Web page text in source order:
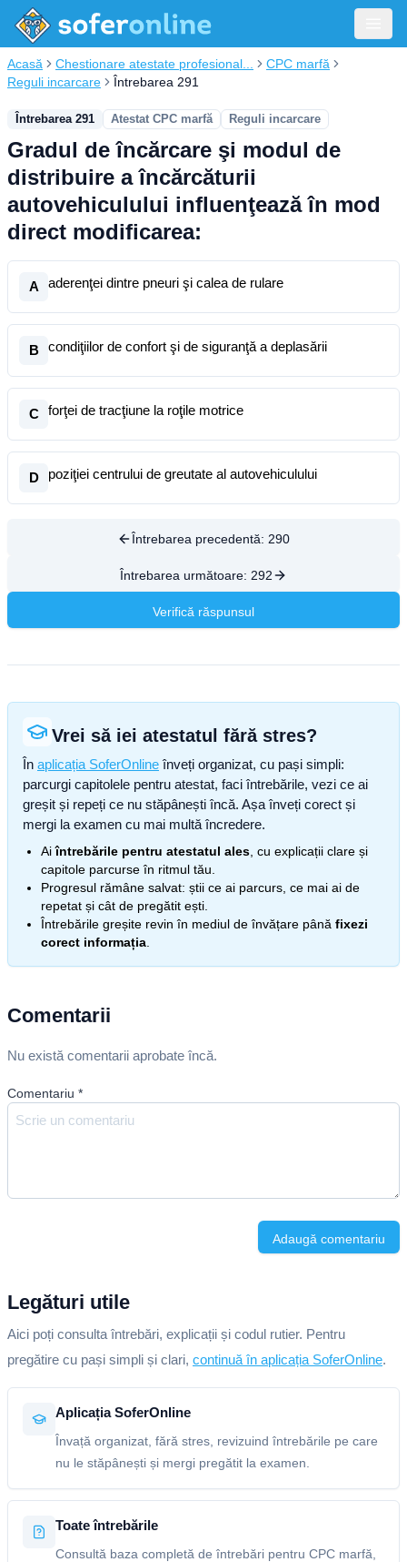
Acasă Chestionare atestate profesional...
CPC marfă
Reguli incarcare
Întrebarea 291
Întrebarea 291 Atestat CPC marfă Reguli incarcare
Gradul de încărcare şi modul de
distribuire a încărcăturii
autovehiculului influenţează în mod
direct modificarea:
A aderenţei dintre pneuri şi calea de rulare
B condiţiilor de confort şi de siguranţă a deplasării
C forţei de tracţiune la roţile motrice
D poziţiei centrului de greutate al autovehiculului
Întrebarea precedentă: 290
Întrebarea următoare: 292
Verifică răspunsul
Vrei să iei atestatul fără stres?
În aplicația SoferOnline înveți organizat, cu pași simpli:
parcurgi capitolele pentru atestat, faci întrebările, vezi ce ai
greșit și repeți ce nu stăpânești încă. Așa înveți corect și
mergi la examen cu mai multă încredere.
Aiîntrebările pentru atestatul ales , cu explicații clare și
capitole parcurse în ritmul tău.
Progresul rămâne salvat: știi ce ai parcurs, ce mai ai de
repetat și cât de pregătit ești.
Întrebările greșite revin în mediul de învățare până fixezi
corect informația
Comentarii
Nu există comentarii aprobate încă.
Comentariu *
Adaugă comentariu
Legături utile
Aici poți consulta întrebări, explicații și codul rutier. Pentru
pregătire cu pași simpli și clari, continuă în aplicația SoferOnline.
Aplicația SoferOnline
Învață organizat, fără stres, revizuind întrebările pe care
nu le stăpânești și mergi pregătit la examen.
Toate întrebările
Consultă baza completă de întrebări pentru CPC marfă,